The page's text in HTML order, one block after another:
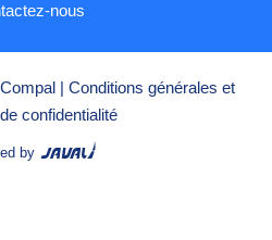
nous
| Conditions générales et
confidentialité
by